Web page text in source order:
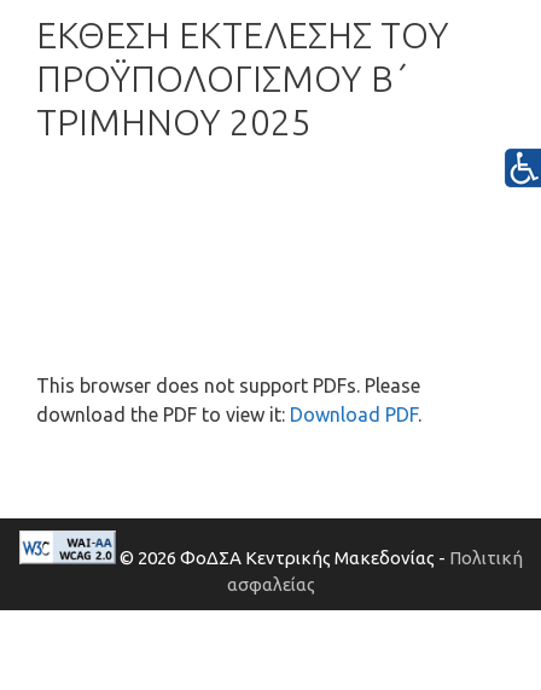
ΕΚΘΕΣΗ ΕΚΤΕΛΕΣΗΣ ΤΟΥ
ΠΡΟΫΠΟΛΟΓΙΣΜΟΥ Β΄
ΤΡΙΜΗΝΟΥ 2025
This browser does not support PDFs. Please
download the PDF to view it: Download PDF.
© 2026 ΦοΔΣΑ Κεντρικής Μακεδονίας - Πολιτική
ασφαλείας